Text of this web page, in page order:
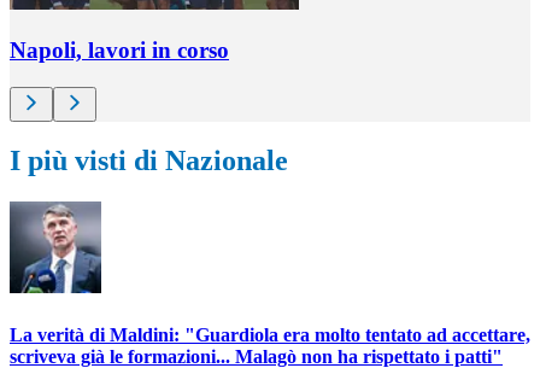
Napoli, lavori in corso
I più visti di Nazionale
La verità di Maldini: "Guardiola era molto tentato ad accettare,
scriveva già le formazioni... Malagò non ha rispettato i patti"